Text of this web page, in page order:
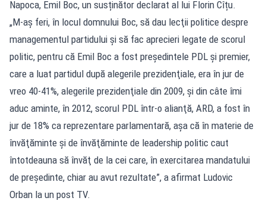
Napoca, Emil Boc, un susținător declarat al lui Florin Cîțu.
„M-aş feri, în locul domnului Boc, să dau lecţii politice despre
managementul partidului şi să fac aprecieri legate de scorul
politic, pentru că Emil Boc a fost preşedintele PDL şi premier,
care a luat partidul după alegerile prezidenţiale, era în jur de
vreo 40-41%, alegerile prezidenţiale din 2009, şi din câte îmi
aduc aminte, în 2012, scorul PDL într-o alianţă, ARD, a fost în
jur de 18% ca reprezentare parlamentară, aşa că în materie de
învăţăminte şi de învăţăminte de leadership politic caut
întotdeauna să învăţ de la cei care, în exercitarea mandatului
de preşedinte, chiar au avut rezultate”, a afirmat Ludovic
Orban la un post TV.